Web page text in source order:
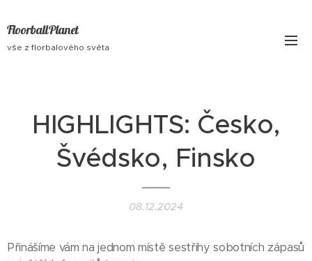
FloorballPlanet
vše z florbalového světa
HIGHLIGHTS: Česko,
Švédsko, Finsko
08.12.2024
Přinášíme vám na jednom místě sestřihy sobotních zápasů